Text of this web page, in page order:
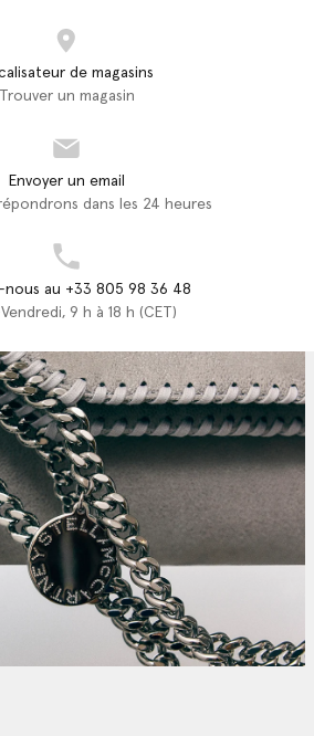
de magasins
Trouver un magasin
Envoyer un email
dans les 24 heures
nous au +33 805 98 36 48
9 h à 18 h (CET)